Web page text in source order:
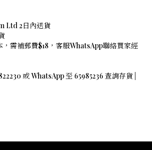
Ltd 2日內送貨
，需補郵費$18，客服WhatsApp聯絡買家經
或 WhatsApp 至 65985236 查詢存貨 |